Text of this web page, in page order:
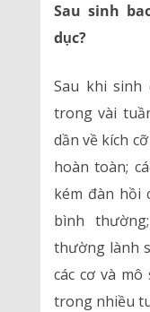
Sau sinh
dục?
Sau khi sinh
trong vài
dần về kích
hoàn toàn;
kém đàn hồi
bình
thường lành
các cơ và
trong nhiều